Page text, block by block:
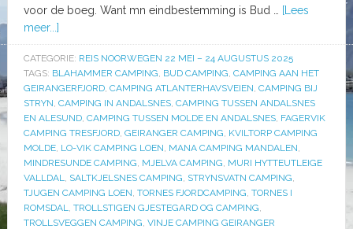
voor de boeg. Want mn eindbestemming is Bud …
[Lees
meer...]
CATEGORIE: REIS NOORWEGEN 22 MEI – 24 AUGUSTUS 2025
TAGS: BLAHAMMER CAMPING, BUD CAMPING, CAMPING AAN HET
GEIRANGERFJORD, CAMPING ATLANTERHAVSVEIEN, CAMPING BIJ
STRYN, CAMPING IN ANDALSNES, CAMPING TUSSEN ANDALSNES
EN ALESUND, CAMPING TUSSEN MOLDE EN ANDALSNES, FAGERVIK
CAMPING TRESFJORD, GEIRANGER CAMPING, KVILTORP CAMPING
MOLDE, LO-VIK CAMPING LOEN, MANA CAMPING MANDALEN,
MINDRESUNDE CAMPING, MJELVA CAMPING, MURI HYTTEUTLEIGE
VALLDAL, SALTKJELSNES CAMPING, STRYNSVATN CAMPING,
TJUGEN CAMPING LOEN, TORNES FJORDCAMPING, TORNES I
ROMSDAL, TROLLSTIGEN GJESTEGARD OG CAMPING,
TROLLSVEGGEN CAMPING, VINJE CAMPING GEIRANGER